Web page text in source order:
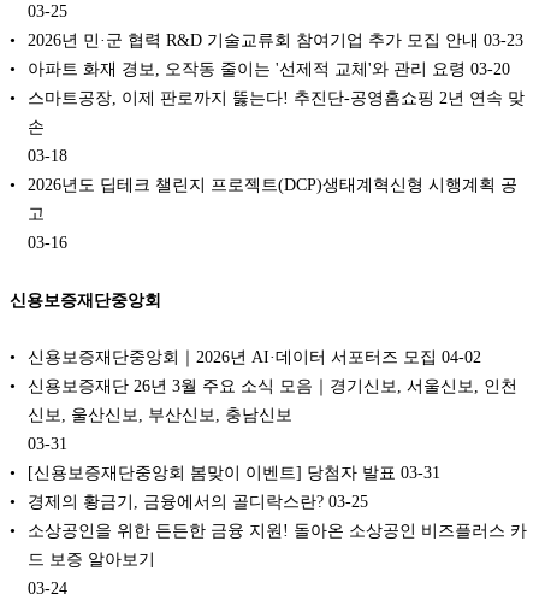
03-25
2026년 민·군 협력 R&D 기술교류회 참여기업 추가 모집 안내 03-23
아파트 화재 경보, 오작동 줄이는 '선제적 교체'와 관리 요령 03-20
스마트공장, 이제 판로까지 뚫는다! 추진단-공영홈쇼핑 2년 연속 맞
손
03-18
2026년도 딥테크 챌린지 프로젝트(DCP)생태계혁신형 시행계획 공
고
03-16
신용보증재단중앙회
신용보증재단중앙회｜2026년 AI·데이터 서포터즈 모집 04-02
신용보증재단 26년 3월 주요 소식 모음｜경기신보, 서울신보, 인천
신보, 울산신보, 부산신보, 충남신보
03-31
[신용보증재단중앙회 봄맞이 이벤트] 당첨자 발표 03-31
경제의 황금기, 금융에서의 골디락스란? 03-25
소상공인을 위한 든든한 금융 지원! 돌아온 소상공인 비즈플러스 카
드 보증 알아보기
03-24